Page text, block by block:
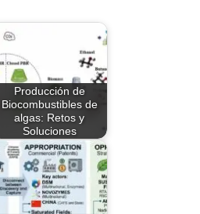
Producción de
Biocombustibles de
algas: Retos y
Soluciones